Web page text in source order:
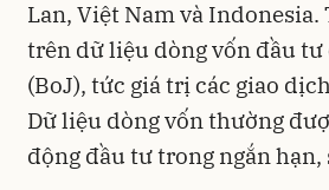
Lan, Việt Nam và
trên dữ liệu dòng vốn đầu tư
(BoJ), tức giá trị các giao
Dữ liệu dòng vốn thường
động đầu tư trong ngắn